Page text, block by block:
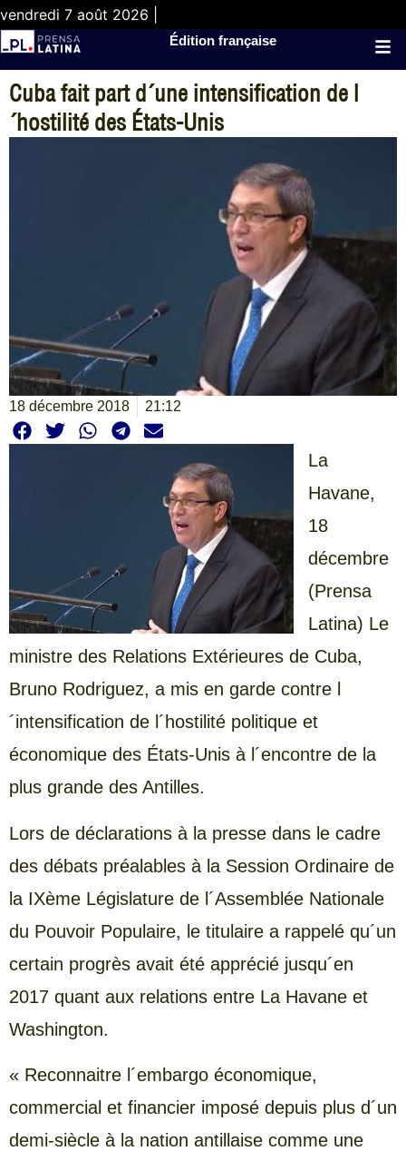
vendredi 7 août 2026 |
Édition française
Cuba fait part d´une intensification de l
´hostilité des États-Unis
18 décembre 2018 21:12
La
Havane,
18
décembre
(Prensa
Latina) Le
ministre des Relations Extérieures de Cuba,
Bruno Rodriguez, a mis en garde contre l
´intensification de l´hostilité politique et
économique des États-Unis à l´encontre de la
plus grande des Antilles.
Lors de déclarations à la presse dans le cadre
des débats préalables à la Session Ordinaire de
la IXème Législature de l´Assemblée Nationale
du Pouvoir Populaire, le titulaire a rappelé qu´un
certain progrès avait été apprécié jusqu´en
2017 quant aux relations entre La Havane et
Washington.
« Reconnaitre l´embargo économique,
commercial et financier imposé depuis plus d´un
demi-siècle à la nation antillaise comme une